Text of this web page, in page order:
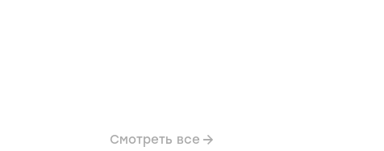
Смотреть все